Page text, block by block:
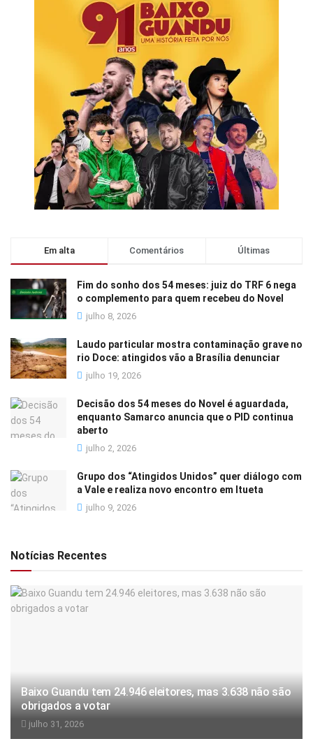
Em alta Comentários Últimas
Fim do sonho dos 54 meses: juiz do TRF 6 nega
o complemento para quem recebeu do Novel
julho 8, 2026
Laudo particular mostra contaminação grave no
rio Doce: atingidos vão a Brasília denunciar
julho 19, 2026
Decisão dos 54 meses do Novel é aguardada,
enquanto Samarco anuncia que o PID continua
aberto
julho 2, 2026
Grupo dos “Atingidos Unidos” quer diálogo com
a Vale e realiza novo encontro em Itueta
julho 9, 2026
Notícias Recentes
Baixo Guandu tem 24.946 eleitores, mas 3.638 não são
obrigados a votar
julho 31, 2026